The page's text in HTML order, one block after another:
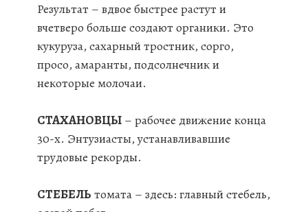
Результат – вдвое быстрее растут и
вчетверо больше создают органики. Это
кукуруза, сахарный тростник, сорго,
просо, амаранты, подсолнечник и
некоторые молочаи.
СТАХАНОВЦЫ – рабочее движение конца
30-х. Энтузиасты, устанавливавшие
трудовые рекорды.
СТЕБЕЛЬ томата – здесь: главный стебель,